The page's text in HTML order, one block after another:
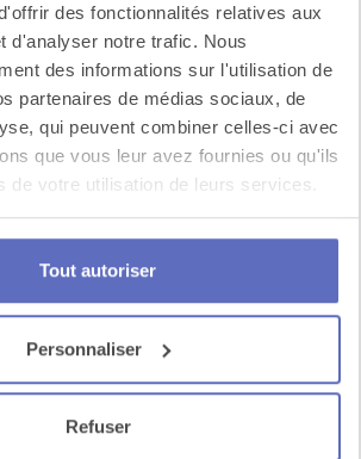
des fonctionnalités relatives aux
d'analyser notre trafic. Nous
des informations sur l'utilisation de
partenaires de médias sociaux, de
qui peuvent combiner celles-ci avec
que vous leur avez fournies ou qu'ils
de votre utilisation de leurs services.
Tout autoriser
Personnaliser
Refuser
faire plaisir et récompenser vos
emmenant en séminaire ? C’est
et activités en